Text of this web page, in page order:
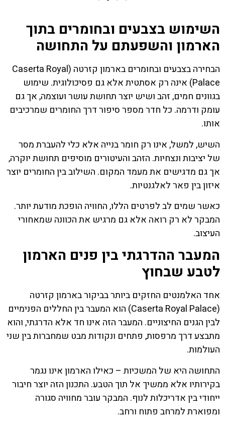
השימוש בצבעים ובחומרים בתוך
הארמון והשפעתם על התחושה
הבחירה בצבעים ובחומרים בארמון קזרטה (Caserta Royal
Palace) אינה רק אסתטית אלא גם פסיכולוגית. שימוש
בגוונים חמים, זהב ושיש יוצר תחושת עושר ועוצמה, אך גם
עומק ודרמה. כל חדר מספר סיפור דרך החומרים שמרכיבים
אותו.
השיש, למשל, אינו רק חומר בנייה אלא כלי להעברת מסר
של יציבות ונצחיות. הזהב והעיטורים מוסיפים תחושת יוקרה,
אך גם מדגישים את מעמד המקום. השילוב בין החומרים יוצר
איזון בין פאר לאלגנטיות.
כאשר שמים לב לפרטים הללו, החוויה הופכת מודעת יותר.
המבקר לא רק רואה אלא גם מרגיש את הכוונה שמאחורי
העיצוב.
המעבר ההדרגתי בין פנים הארמון
לטבע שבחוץ
אחד האלמנטים החזקים ביותר בביקור בארמון קזרטה
(Caserta Royal Palace) הוא המעבר בין החללים הפנימיים
לבין הגנים החיצוניים. המעבר הזה אינו חד אלא הדרגתי, והוא
מתבצע דרך מרפסות, פתחים ונקודות מבט שמחברות בין שני
העולמות.
התחושה היא של המשכיות – כאילו הארמון אינו נגמר
בקירותיו אלא ממשיך אל תוך הטבע. התכנון הזה יוצר חיבור
ייחודי בין אדריכלות לנוף. המבקר עובר מחוויה סגורה
ומפוארת למרחב פתוח ורחב.